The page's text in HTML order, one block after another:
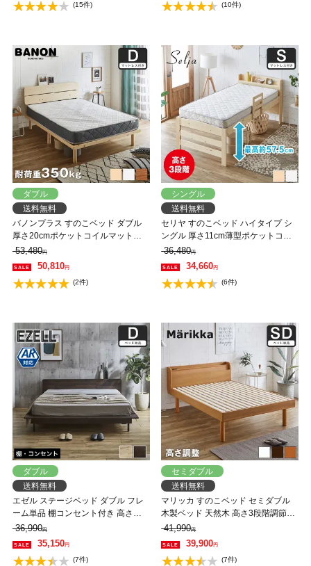
(15件) (10件)
ダブル
送料無料
バノンプラス すのこベッド ダブル
厚さ20cmポケットコイルマットレ
スセット 木製 耐荷重350kg 組立簡
単 棚付き コンセント 高さ4段階
【大型家具配送】
53,480円
50,810円
(2件)
シングル
送料無料
セリヤ すのこベッド ハイタイプ シ
ングル 厚さ11cm薄型ポケットコイ
ルマットレスセット 木製 棚付き 高
さ調節可能 サイドガード付き コン
セント 【大型家具配送】
36,480円
34,660円
(6件)
ダブル
送料無料
エゼル ステージベッド ダブル フレ
ーム単品 棚コンセント付き 高さ２
段階調整 すのこベッド ステージベ
ッド 脚付きベッド フロアベッド
【大型家具配送】
36,990円
35,150円
(7件)
セミダブル
送料無料
マリッカ すのこベッド セミダブル
木製ベッド 天然木 高さ3段階調節
棚・コンセント付き ナチュラル ホ
ワイト ブラウン 北欧調 【フレーム
のみ】 【大型家具配送】
41,990円
39,900円
(7件)